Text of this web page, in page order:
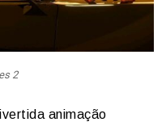
2
animação